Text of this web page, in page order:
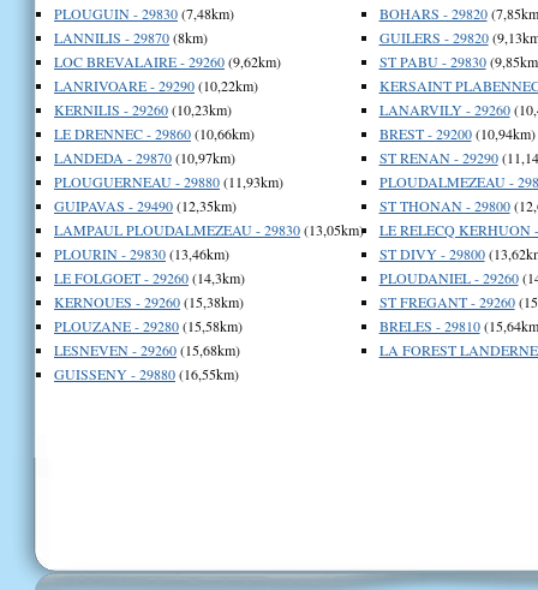
PLOUGUIN - 29830(7,48km)
LANNILIS - 29870(8km)
LOC BREVALAIRE - 29260(9,62km)
LANRIVOARE - 29290(10,22km)
KERNILIS - 29260(10,23km)
LE DRENNEC - 29860(10,66km)
LANDEDA - 29870(10,97km)
PLOUGUERNEAU - 29880(11,93km)
GUIPAVAS - 29490(12,35km)
LAMPAUL PLOUDALMEZEAU - 29830(13,05km)
PLOURIN - 29830(13,46km)
LE FOLGOET - 29260(14,3km)
KERNOUES - 29260(15,38km)
PLOUZANE - 29280(15,58km)
LESNEVEN - 29260(15,68km)
GUISSENY - 29880(16,55km)
BOHARS - 29820
GUILERS - 29820
ST PABU - 29830
KERSAINT
LANARVILY - 29260
BREST - 29200(10,94km)
ST RENAN - 29290
PLOUDALMEZEAU -
ST THONAN - 29800
LE RELECQ KERHUON
ST DIVY - 29800
PLOUDANIEL - 29260
ST FREGANT - 29260
BRELES - 29810
LA FOREST